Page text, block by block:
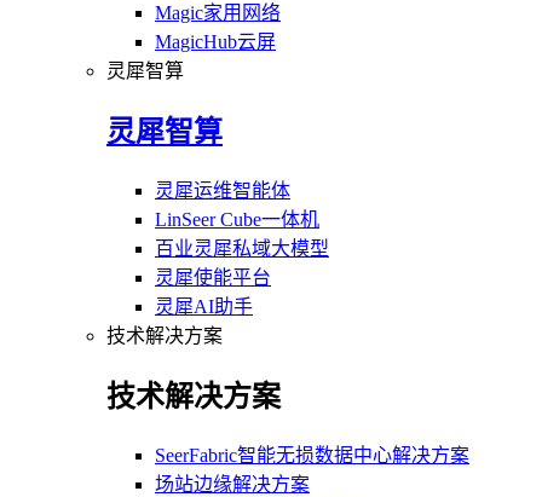
Magic家用网络
MagicHub云屏
灵犀智算
灵犀智算
灵犀运维智能体
LinSeer Cube一体机
百业灵犀私域大模型
灵犀使能平台
灵犀AI助手
技术解决方案
技术解决方案
SeerFabric智能无损数据中心解决方案
场站边缘解决方案